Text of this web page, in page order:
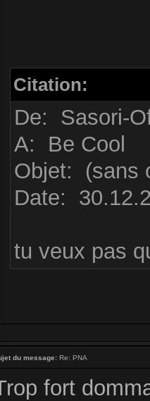
Citation:
De: Sasori-
A: Be Cool
Objet: (sans
Date:
tu veux pas
du message: Re: PNA
fort